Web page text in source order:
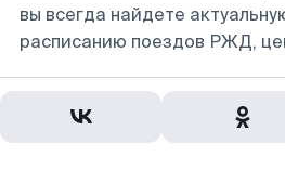
вы всегда найдете
расписанию поездов РЖД,